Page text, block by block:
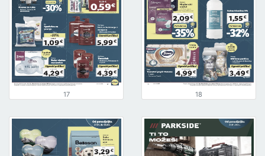
17 18